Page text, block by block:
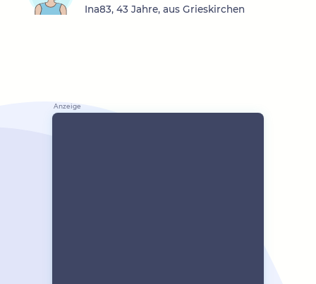
Ina83, 43 Jahre, aus Grieskirchen